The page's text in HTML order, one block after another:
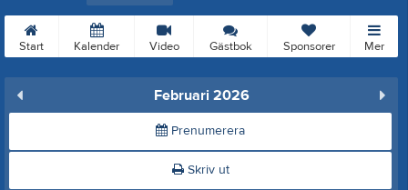
Start Kalender Video Gästbok Sponsorer Mer
Februari 2026
Prenumerera
Skriv ut